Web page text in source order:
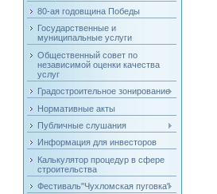
80-ая годовщина Победы
Государственные и
муниципальные услуги
Общественный совет по
независимой оценки качества
услуг
Градостроительное зонирование
Нормативные акты
Публичные слушания
Информация для инвесторов
Калькулятор процедур в сфере
строительства
Фестиваль"Чухломская пуговка"